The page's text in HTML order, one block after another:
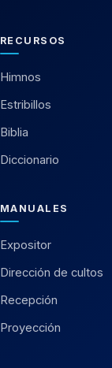
RECURSOS
Himnos
Estribillos
Biblia
Diccionario
MANUALES
Expositor
Dirección de cultos
Recepción
Proyección